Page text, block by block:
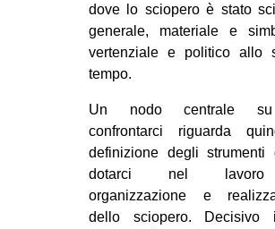
dove lo sciopero è stato
generale, materiale e
vertenziale e politico allo
tempo.
Un nodo centrale
confrontarci riguarda
definizione degli strumenti
dotarci nel
organizzazione e
dello sciopero. Decisivo